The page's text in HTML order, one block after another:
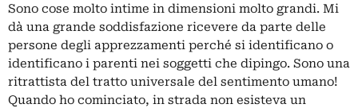
Sono cose molto intime in dimensioni molto grandi. Mi
dà una grande soddisfazione ricevere da parte delle
persone degli apprezzamenti perché si identificano o
identificano i parenti nei soggetti che dipingo. Sono una
ritrattista del tratto universale del sentimento umano!
Quando ho cominciato, in strada non esisteva un